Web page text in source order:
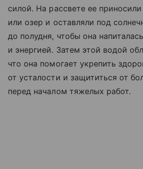
силой. На рассвете ее
или озер и оставляли под
до полудня, чтобы она
и энергией. Затем этой водой
что она помогает укрепить
от усталости и защититься от
перед началом тяжелых работ.